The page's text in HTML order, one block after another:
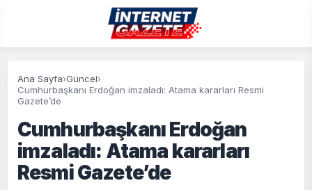
Ana Sayfa›Güncel›
Cumhurbaşkanı Erdoğan imzaladı: Atama kararları Resmi
Gazete’de
Cumhurbaşkanı Erdoğan
imzaladı: Atama kararları
Resmi Gazete’de